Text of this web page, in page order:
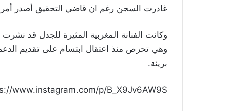
غادرت السجن رغم ان قاضي التحقيق أصدر أمرا
وكانت الفنانة المغربية المثيرة للجدل قد
وهي تحرص منذ اعتقال ابتسام على تقديم الدعم
بريئة.
www.instagram.com/p/B_X9Jv6AW9S/